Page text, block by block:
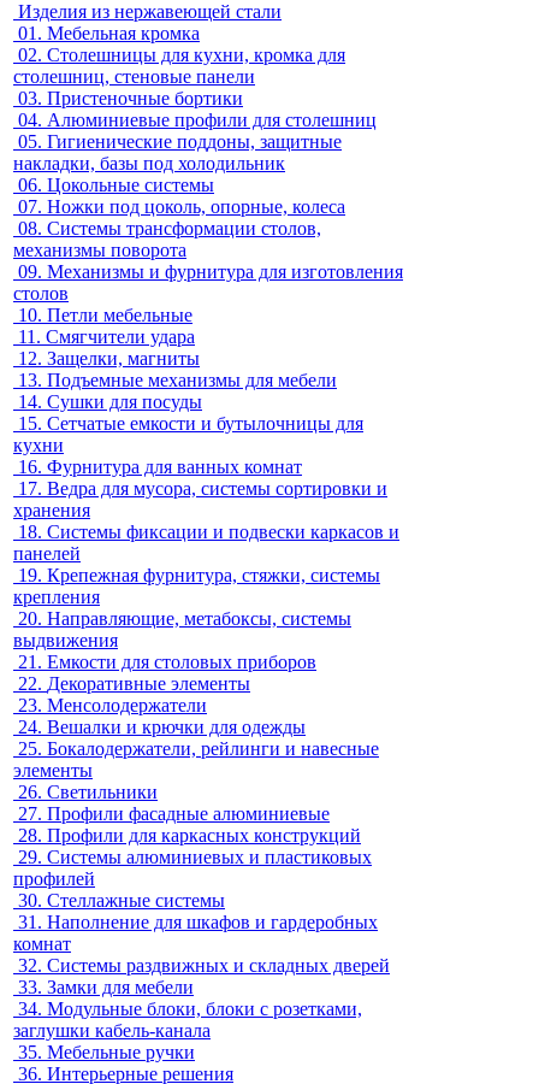
Изделия из нержавеющей стали
01. Мебельная кромка
02. Столешницы для кухни, кромка для
столешниц, стеновые панели
03. Пристеночные бортики
04. Алюминиевые профили для столешниц
05. Гигиенические поддоны, защитные
накладки, базы под холодильник
06. Цокольные системы
07. Ножки под цоколь, опорные, колеса
08. Системы трансформации столов,
механизмы поворота
09. Механизмы и фурнитура для изготовления
столов
10. Петли мебельные
11. Смягчители удара
12. Защелки, магниты
13. Подъемные механизмы для мебели
14. Сушки для посуды
15. Сетчатые емкости и бутылочницы для
кухни
16. Фурнитура для ванных комнат
17. Ведра для мусора, системы сортировки и
хранения
18. Системы фиксации и подвески каркасов и
панелей
19. Крепежная фурнитура, стяжки, системы
крепления
20. Направляющие, метабоксы, системы
выдвижения
21. Емкости для столовых приборов
22. Декоративные элементы
23. Менсолодержатели
24. Вешалки и крючки для одежды
25. Бокалодержатели, рейлинги и навесные
элементы
26. Светильники
27. Профили фасадные алюминиевые
28. Профили для каркасных конструкций
29. Системы алюминиевых и пластиковых
профилей
30. Стеллажные системы
31. Наполнение для шкафов и гардеробных
комнат
32. Системы раздвижных и складных дверей
33. Замки для мебели
34. Модульные блоки, блоки с розетками,
заглушки кабель-канала
35. Мебельные ручки
36. Интерьерные решения